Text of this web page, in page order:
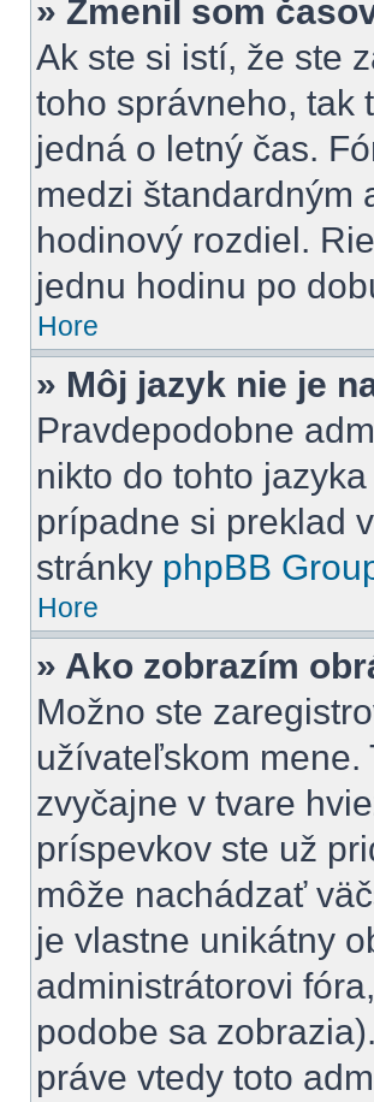
» Zmenil som
Ak ste si istí, že ste
toho správneho, tak
jedná o letný čas.
medzi štandardným
hodinový rozdiel.
jednu hodinu po
Hore
» Môj jazyk nie je
Pravdepodobne
nikto do tohto
prípadne si preklad
stránky phpBB
Hore
» Ako zobrazím
Možno ste
užívateľskom mene.
zvyčajne v tvare
príspevkov ste už
môže nachádzať
je vlastne unikátny
administrátorovi
podobe sa
práve vtedy toto